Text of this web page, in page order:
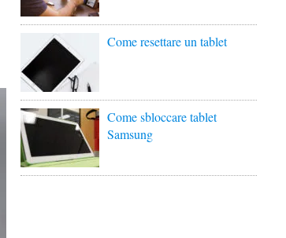
Come resettare un tablet
Come sbloccare tablet
Samsung